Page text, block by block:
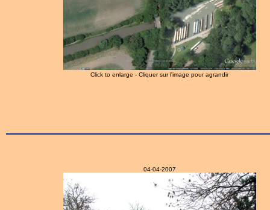
Click to enlarge - Cliquer sur l'image pour agrandir
04-04-2007